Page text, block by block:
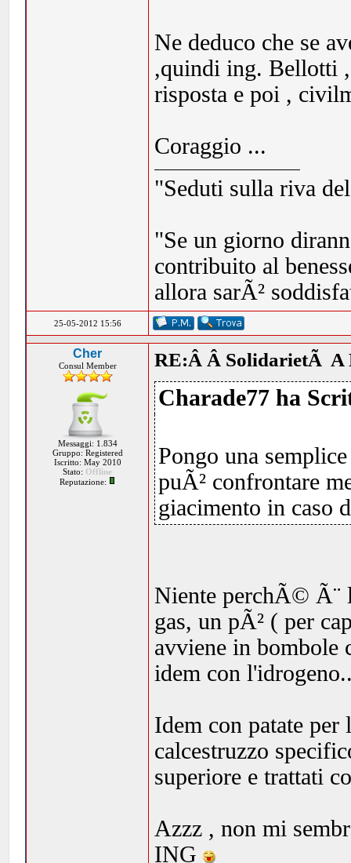
Ne deduco che se
,quindi ing. Bellotti
risposta e poi ,
Coraggio ...
"Seduti sulla riva
"Se un giorno
contribuito al
allora sarÃ²
25-05-2012 15:56
Cher
Consul Member
Messaggi: 1.834
Gruppo: Registered
Iscritto: May 2010
Stato: Offline
Reputazione:
RE:Â Â SolidarietÃ A
Charade77 ha
Pongo una
puÃ² confrontare
giacimento in caso
Niente perchÃ© Ã¨
gas, un pÃ² ( per
avviene in bombole
idem con
Idem con patate per
calcestruzzo
superiore e trattati
Azzz , non mi
ING